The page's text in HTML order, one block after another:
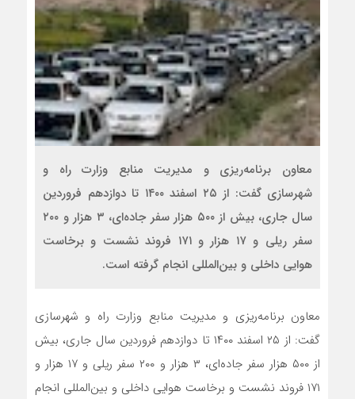
معاون برنامه‌ریزی و مدیریت منابع وزارت راه و
شهرسازی گفت: از ۲۵ اسفند ۱۴۰۰ تا دوازدهم فروردین
سال جاری، بیش از ۵۰۰ هزار سفر جاده‌ای، ۳ هزار و ۲۰۰
سفر ریلی و ۱۷ هزار و ۱۷۱ فروند نشست و برخاست
هوایی داخلی و بین‌المللی انجام گرفته است.
معاون برنامه‌ریزی و مدیریت منابع وزارت راه و شهرسازی
گفت: از ۲۵ اسفند ۱۴۰۰ تا دوازدهم فروردین سال جاری، بیش
از ۵۰۰ هزار سفر جاده‌ای، ۳ هزار و ۲۰۰ سفر ریلی و ۱۷ هزار و
۱۷۱ فروند نشست و برخاست هوایی داخلی و بین‌المللی انجام